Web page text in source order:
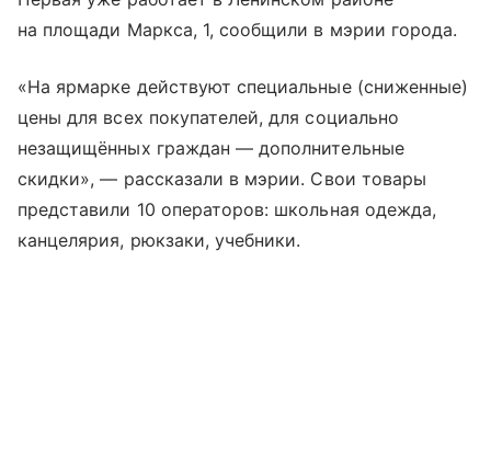
на площади Маркса, 1, сообщили в мэрии города.
«На ярмарке действуют специальные (сниженные)
цены для всех покупателей, для социально
незащищённых граждан — дополнительные
скидки», — рассказали в мэрии. Свои товары
представили 10 операторов: школьная одежда,
канцелярия, рюкзаки, учебники.